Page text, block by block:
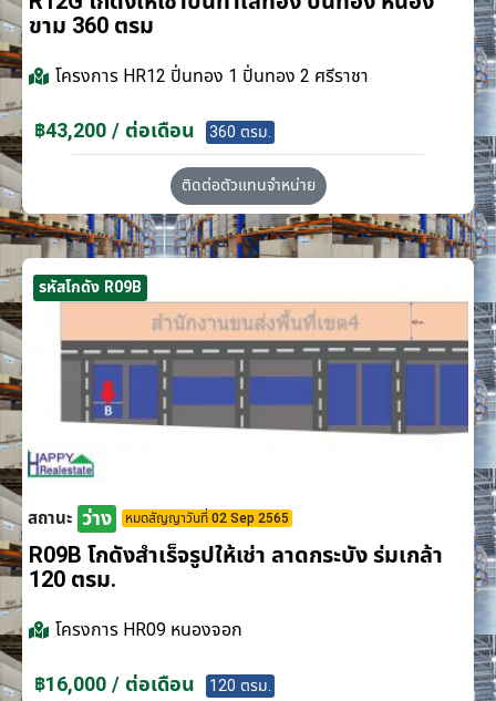
ขาม 360 ตรม
โครงการ HR12 ปิ่นทอง 1 ปิ่นทอง 2 ศรีราชา
฿43,200 / ต่อเดือน 360 ตรม.
ติดต่อตัวแทนจำหน่าย
รหัสโกดัง R09B
สถานะ ว่าง หมดสัญญาวันที่ 02 Sep 2565
R09B โกดังสำเร็จรูปให้เช่า ลาดกระบัง​ ร่มเกล้า
120 ตรม.
โครงการ HR09 หนองจอก
฿16,000 / ต่อเดือน 120 ตรม.